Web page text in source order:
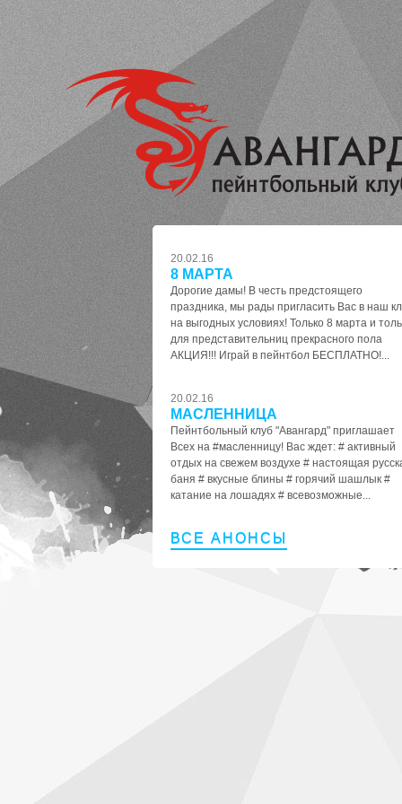
20.02.16
8 МАРТА
Дорогие дамы! В честь предстоящего
праздника, мы рады пригласить Вас в наш
на выгодных условиях! Только 8 марта и
для представительниц прекрасного пола
АКЦИЯ!!! Играй в пейнтбол БЕСПЛАТНО!...
20.02.16
МАСЛЕННИЦА
Пейнтбольный клуб "Авангард" приглашает
Всех на #масленницу! Вас ждет: # активный
отдых на свежем воздухе # настоящая
баня # вкусные блины # горячий шашлык #
катание на лошадях # всевозможные...
ВСЕ АНОНСЫ